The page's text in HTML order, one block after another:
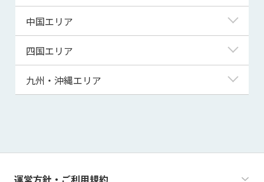
秋田県
山形県
千葉県
茨城県
群馬県
福井県
山梨県
長野県
静岡県
三重県
滋賀県
京都府
大阪府
兵庫県
和歌山県
中国エリア
鳥取県
島根県
山口県
四国エリア
徳島県
高知県
九州・沖縄エリア
運営方針・ご利用規約